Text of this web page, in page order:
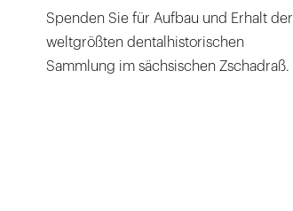
Spenden Sie für Aufbau und Erhalt der
weltgrößten dentalhistorischen
Sammlung im sächsischen Zschadraß.